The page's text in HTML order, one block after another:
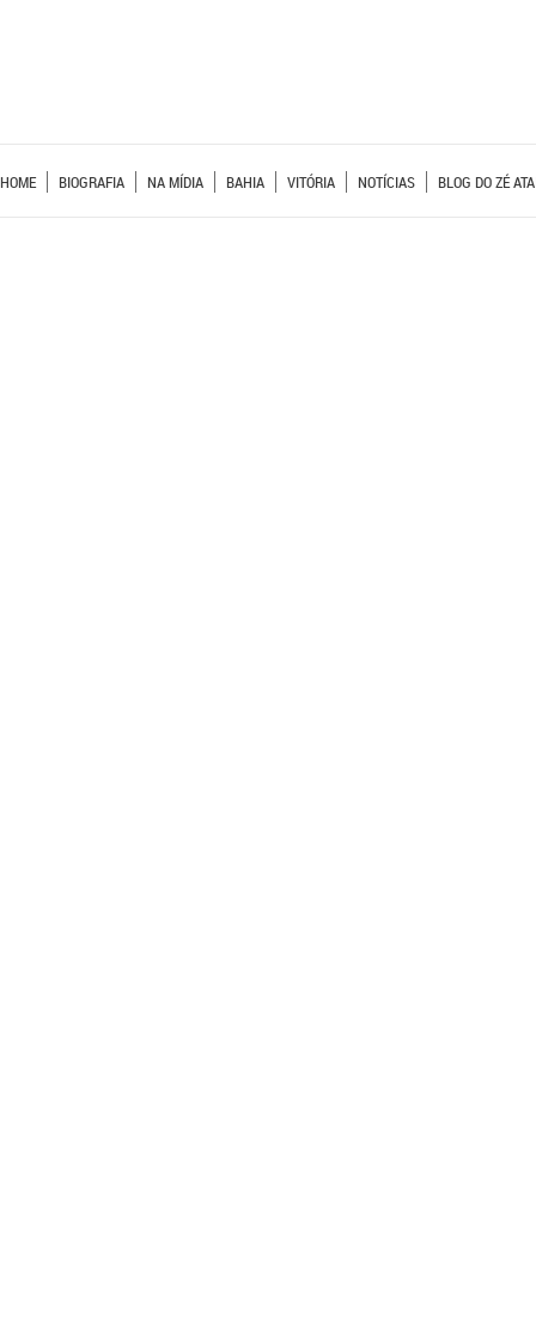
HOME BIOGRAFIA NA MÍDIA BAHIA VITÓRIA NOTÍCIAS BLOG DO ZÉ